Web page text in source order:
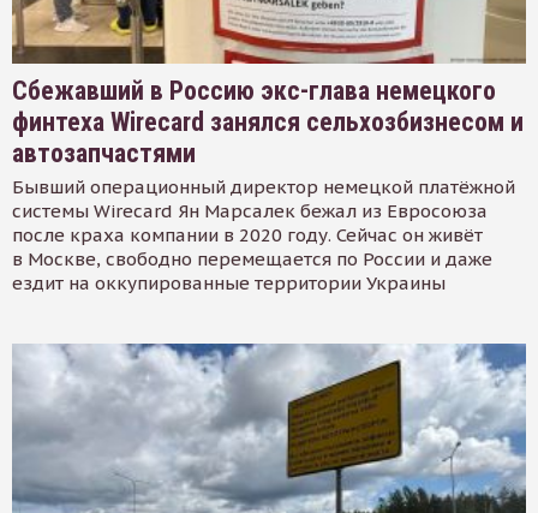
Сбежавший в Россию экс-глава немецкого
финтеха Wirecard занялся сельхозбизнесом и
автозапчастями
Бывший операционный директор немецкой платёжной
системы Wirecard Ян Марсалек бежал из Евросоюза
после краха компании в 2020 году. Сейчас он живёт
в Москве, свободно перемещается по России и даже
ездит на оккупированные территории Украины